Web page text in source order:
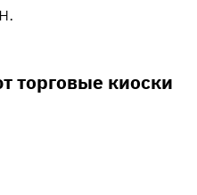
торговые киоски